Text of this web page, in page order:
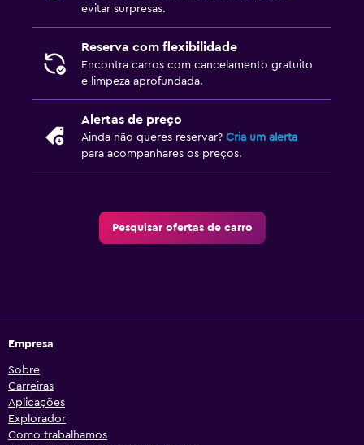
evitar surpresas.
Reserva com flexibilidade
Encontra carros com cancelamento gratuito
e limpeza aprofundada.
Alertas de preço
Ainda não queres reservar? Cria um alerta
para acompanhares os preços.
Pesquisar ofertas de carro
Empresa
Sobre
Carreiras
Aplicações
Explorador
Como trabalhamos